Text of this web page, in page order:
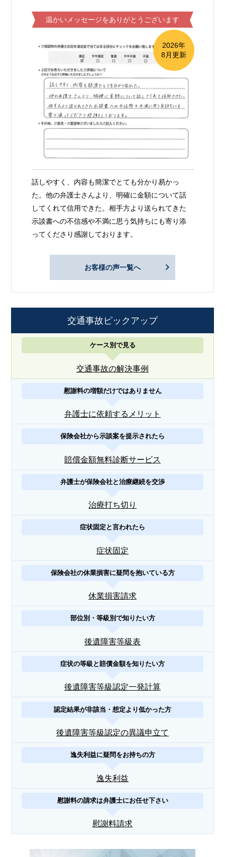
温かいメッセージをありがとうございます
2026年
8月更新
話しやすく、内容も簡潔でとても分かり易かっ
た。他の弁護士さんより、明確に金額について話
してくれて信用できた。相手方より送られてきた
示談書への不信感や不満に思う気持ちにも寄り添
ってくださり感謝しております。
お客様の声一覧へ
交通事故ピックアップ
ケース別で見る
交通事故の解決事例
慰謝料の増額だけではありません
弁護士に依頼するメリット
保険会社から示談案を提示されたら
賠償金額無料診断サービス
弁護士が保険会社と治療継続を交渉
治療打ち切り
症状固定と言われたら
症状固定
保険会社の休業損害に疑問を抱いている方
休業損害請求
部位別・等級別で知りたい方
後遺障害等級表
症状の等級と賠償金額を知りたい方
後遺障害等級認定一発計算
認定結果が非該当・想定より低かった方
後遺障害等級認定の異議申立て
逸失利益に疑問をお持ちの方
逸失利益
慰謝料の請求は弁護士にお任せ下さい
慰謝料請求